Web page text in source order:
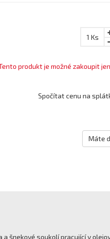
1 Ks
produkt je možné zakoupit
Spočítat cenu na
Máte
šnekové soukolí pracující v